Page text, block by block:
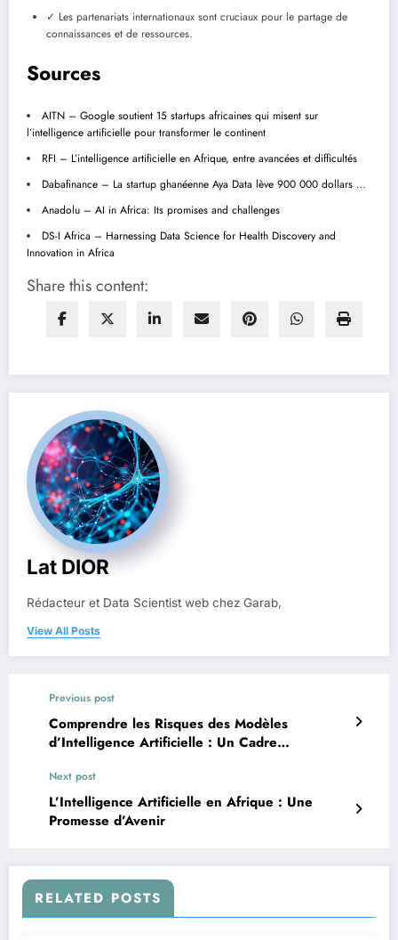
✓ Les partenariats internationaux sont cruciaux pour le partage de
connaissances et de ressources.
Sources
AITN – Google soutient 15 startups africaines qui misent sur
l’intelligence artificielle pour transformer le continent
RFI – L’intelligence artificielle en Afrique, entre avancées et difficultés
Dabafinance – La startup ghanéenne Aya Data lève 900 000 dollars …
Anadolu – AI in Africa: Its promises and challenges
DS-I Africa – Harnessing Data Science for Health Discovery and
Innovation in Africa
Share this content:
Lat DIOR
Rédacteur et Data Scientist web chez Garab,
View All Posts
Previous post
Comprendre les Risques des Modèles
d’Intelligence Artificielle : Un Cadre
Next post
L’Intelligence Artificielle en Afrique : Une
Promesse d’Avenir
RELATED POSTS